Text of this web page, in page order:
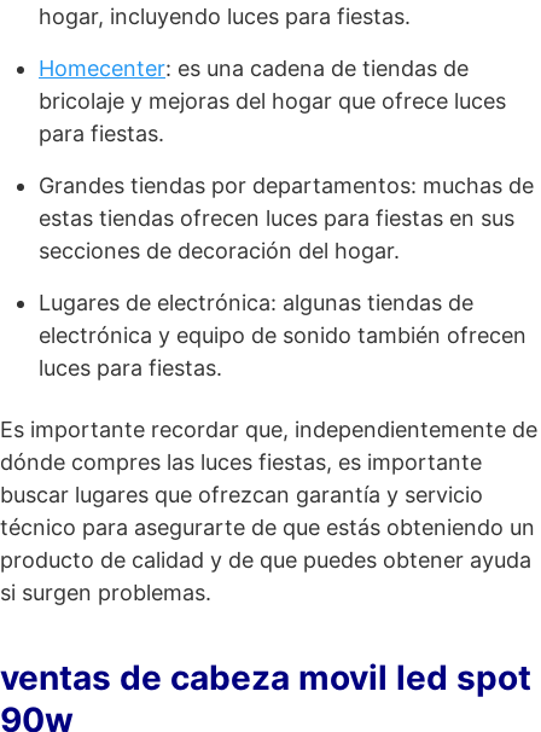
hogar, incluyendo luces para fiestas.
Homecenter: es una cadena de tiendas de
bricolaje y mejoras del hogar que ofrece luces
para fiestas.
Grandes tiendas por departamentos: muchas de
estas tiendas ofrecen luces para fiestas en sus
secciones de decoración del hogar.
Lugares de electrónica: algunas tiendas de
electrónica y equipo de sonido también ofrecen
luces para fiestas.
Es importante recordar que, independientemente de
dónde compres las luces fiestas, es importante
buscar lugares que ofrezcan garantía y servicio
técnico para asegurarte de que estás obteniendo un
producto de calidad y de que puedes obtener ayuda
si surgen problemas.
ventas de cabeza movil led spot
90w